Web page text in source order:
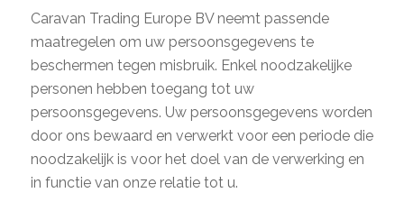
Caravan Trading Europe BV neemt passende
maatregelen om uw persoonsgegevens te
beschermen tegen misbruik. Enkel noodzakelijke
personen hebben toegang tot uw
persoonsgegevens. Uw persoonsgegevens worden
door ons bewaard en verwerkt voor een periode die
noodzakelijk is voor het doel van de verwerking en
in functie van onze relatie tot u.